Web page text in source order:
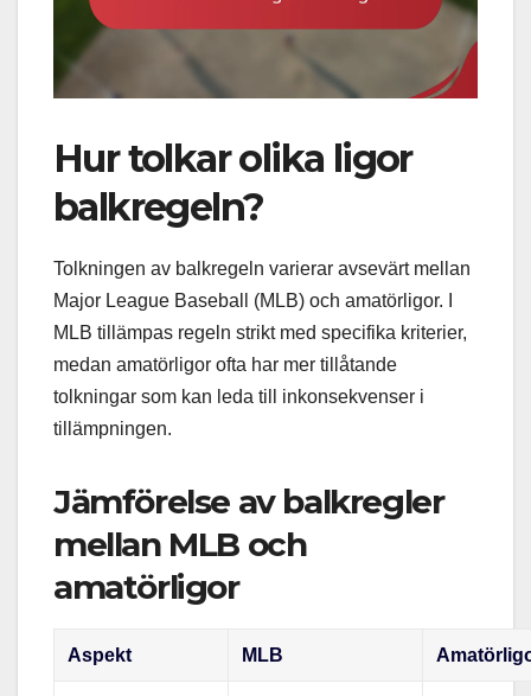
Hur tolkar olika ligor
balkregeln?
Tolkningen av balkregeln varierar avsevärt mellan
Major League Baseball (MLB) och amatörligor. I
MLB tillämpas regeln strikt med specifika kriterier,
medan amatörligor ofta har mer tillåtande
tolkningar som kan leda till inkonsekvenser i
tillämpningen.
Jämförelse av balkregler
mellan MLB och
amatörligor
Aspekt MLB